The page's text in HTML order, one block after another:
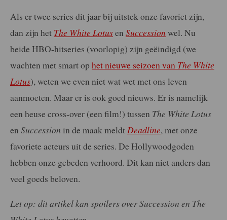
Als er twee series dit jaar bij uitstek onze favoriet zijn,
dan zijn het The White Lotusen Succession wel. Nu
beide HBO-hitseries (voorlopig) zijn geëindigd (we
wachten met smart op het nieuwe seizoen van The White
Lotus), weten we even niet wat wet met ons leven
aanmoeten. Maar er is ook goed nieuws. Er is namelijk
een heuse cross-over (een film!) tussen The White Lotus
en Succession in de maak meldt Deadline, met onze
favoriete acteurs uit de series. De Hollywoodgoden
hebben onze gebeden verhoord. Dit kan niet anders dan
veel goeds beloven.
Let op: dit artikel kan spoilers over Succession en The